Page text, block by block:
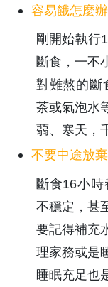
容易餓怎麼辦
剛開始執行
斷食，一不
對難熬的斷
茶或氣泡水
蒻、寒天，
不要中途放棄
斷食16小
不穩定，甚
要記得補充
理家務或是
睡眠充足也